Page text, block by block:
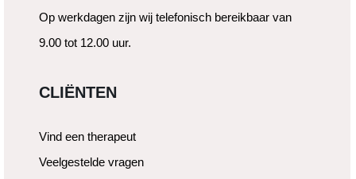
Op werkdagen zijn wij telefonisch bereikbaar van
9.00 tot 12.00 uur.
CLIËNTEN
Vind een therapeut
Veelgestelde vragen